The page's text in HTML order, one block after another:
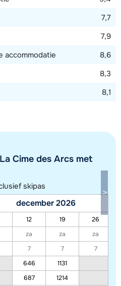
in dit gebied
7,7
7,9
accommodatie
8,6
8,3
8,1
Cime des Arcs met
skipas
december 2026
12 19
26
za za
za
7 7
7
646
1131
687
1214